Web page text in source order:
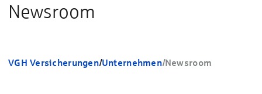
Newsroom
VGH Versicherungen/Unternehmen/Newsroom